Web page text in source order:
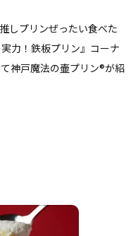
しプリンぜったい食べた
力！鉄板プリン』コーナ
神戸魔法の壷プリン®が紹